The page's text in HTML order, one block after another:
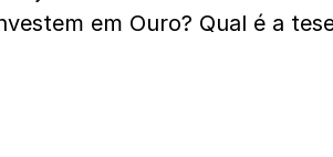
em Ouro? Qual é a